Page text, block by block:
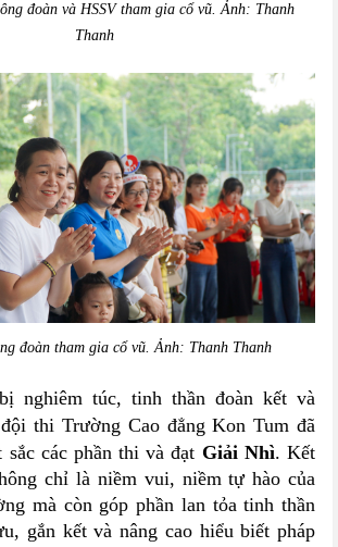
đoàn và HSSV tham gia cổ vũ. Ảnh: Thanh
Thanh
đoàn tham gia cổ vũ. Ảnh: Thanh Thanh
nghiêm túc, tinh thần đoàn kết và
thi Trường Cao đẳng Kon Tum đã
sắc các phần thi và đạt Giải Nhì.Kết
chỉ là niềm vui, niềm tự hào của
mà còn góp phần lan tỏa tinh thần
gắn kết và nâng cao hiểu biết pháp